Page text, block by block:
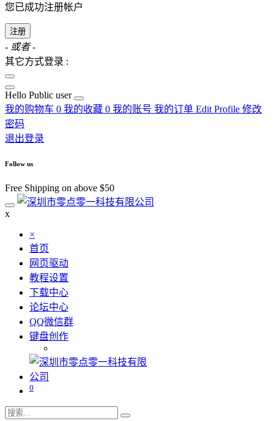
您已成功注册帐户
注册
- 或者 -
其它方式登录 :
Hello Public user
我的购物车 0 我的收藏 0 我的账号 我的订单 Edit Profile 修改
密码
退出登录
Follow us
Free Shipping on above $50
x
×
首页
网页驱动
教程设置
下载中心
论坛中心
QQ微信群
键盘创作
0